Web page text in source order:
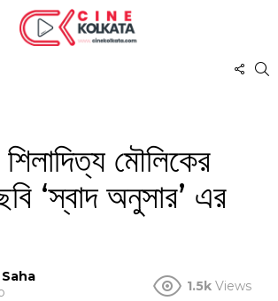
মৌলিকের
‘স্বাদ অনুসার’ এর
1.5k Views